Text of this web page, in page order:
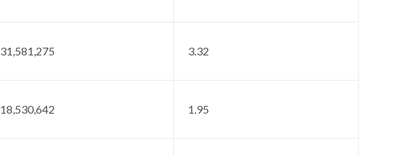
31,581,275 3.32
18,530,642 1.95